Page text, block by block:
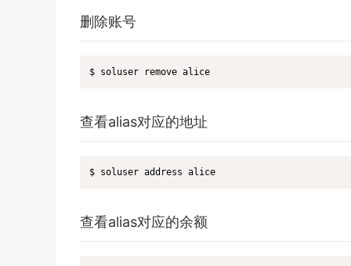
删除账号
$ soluser remove alice
查看alias对应的地址
$ soluser address alice
查看alias对应的余额